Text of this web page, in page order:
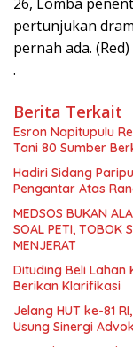
pertunjukan
pernah ada. (Red)
.
Berita Terkait
Esron Napitupulu
Tani 80 Sumber
Hadiri Sidang
Pengantar Atas
MEDSOS BUKAN
SOAL PETI, TOBOK
MENJERAT
Dituding Beli Lahan
Berikan Klarifikasi
Jelang HUT ke-81
Usung Sinergi